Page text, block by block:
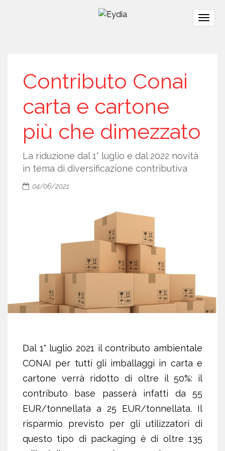
Contributo Conai
carta e cartone
più che dimezzato
La riduzione dal 1° luglio e dal 2022 novità
in tema di diversificazione contributiva
04/06/2021
Dal 1° luglio 2021 il contributo ambientale
CONAI per tutti gli imballaggi in carta e
cartone verrà ridotto di oltre il 50%: il
contributo base passerà infatti da 55
EUR/tonnellata a 25 EUR/tonnellata. Il
risparmio previsto per gli utilizzatori di
questo tipo di packaging è di oltre 135